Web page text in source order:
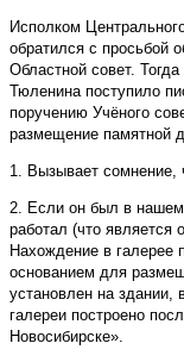
Исполком
обратился с просьбой
Областной совет.
Тюленина поступило
поручению Учёного
размещение памятной
1. Вызывает сомнение,
2. Если он был в
работал (что является
Нахождение в галерее
основанием для
установлен на здании,
галереи построено
Новосибирске».